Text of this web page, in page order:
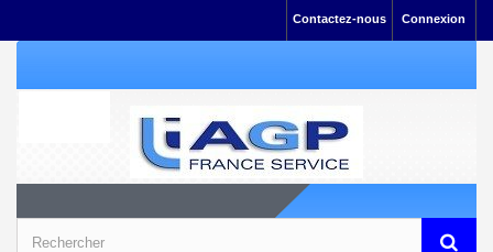
Connexion
Contactez-nous